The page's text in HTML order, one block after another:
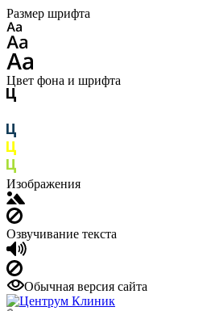
Размер шрифта
Цвет фона и шрифта
Изображения
Озвучивание текста
Обычная версия сайта